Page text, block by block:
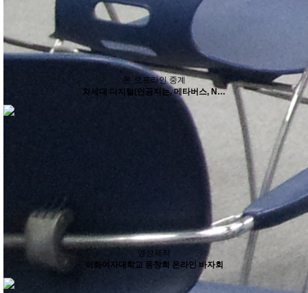
온˙오프라인 중계
차세대 디지털(인공지는, 메타버스, N…
영상제작
이화여자대학교 동창회 온라인 바자회